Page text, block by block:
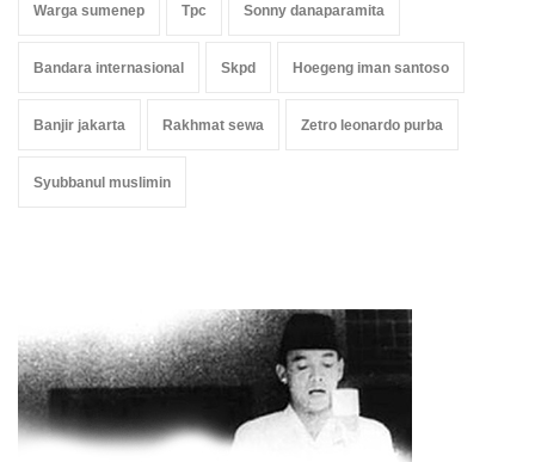
Warga sumenep Tpc Sonny danaparamita
Bandara internasional Skpd Hoegeng iman santoso
Banjir jakarta Rakhmat sewa Zetro leonardo purba
Syubbanul muslimin